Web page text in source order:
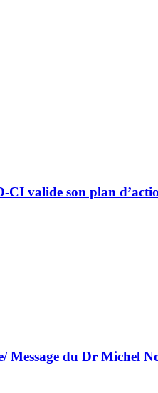
valide son plan
Message du Dr Michel